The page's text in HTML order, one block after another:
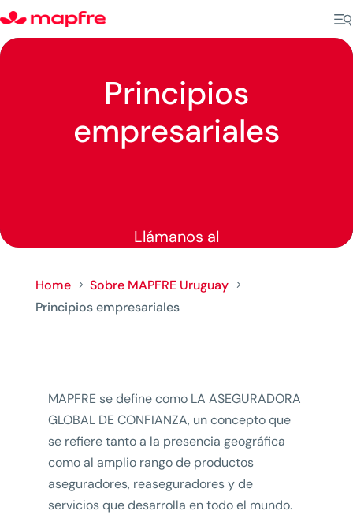
Principios
empresariales
Llámanos al
Home 5 Sobre MAPFRE Uruguay 5
Principios empresariales
MAPFRE se define como LA ASEGURADORA
GLOBAL DE CONFIANZA, un concepto que
se refiere tanto a la presencia geográfica
como al amplio rango de productos
aseguradores, reaseguradores y de
servicios que desarrolla en todo el mundo.